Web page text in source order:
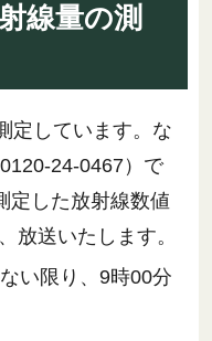
線量の測
定しています。な
24-0467）で
定した放射線数値
放送いたします。
い限り、9時00分